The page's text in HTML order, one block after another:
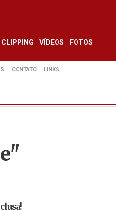
CLIPPING VÍDEOS FOTOS
CONTATO LINKS